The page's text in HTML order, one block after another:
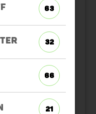
63
32
66
21